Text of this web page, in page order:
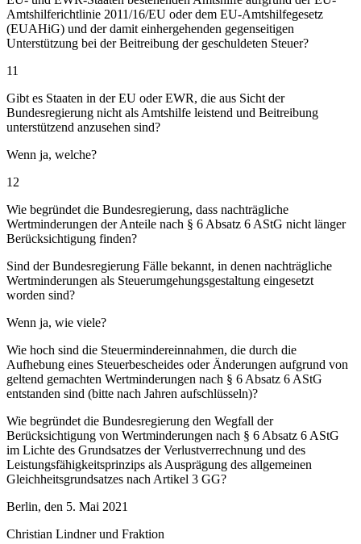
Amtshilferichtlinie 2011/16/EU oder dem EU-Amtshilfegesetz
(EUAHiG) und der damit einhergehenden gegenseitigen
Unterstützung bei der Beitreibung der geschuldeten Steuer?
11
Gibt es Staaten in der EU oder EWR, die aus Sicht der
Bundesregierung nicht als Amtshilfe leistend und Beitreibung
unterstützend anzusehen sind?
Wenn ja, welche?
12
Wie begründet die Bundesregierung, dass nachträgliche
Wertminderungen der Anteile nach § 6 Absatz 6 AStG nicht länger
Berücksichtigung finden?
Sind der Bundesregierung Fälle bekannt, in denen nachträgliche
Wertminderungen als Steuerumgehungsgestaltung eingesetzt
worden sind?
Wenn ja, wie viele?
Wie hoch sind die Steuermindereinnahmen, die durch die
Aufhebung eines Steuerbescheides oder Änderungen aufgrund von
geltend gemachten Wertminderungen nach § 6 Absatz 6 AStG
entstanden sind (bitte nach Jahren aufschlüsseln)?
Wie begründet die Bundesregierung den Wegfall der
Berücksichtigung von Wertminderungen nach § 6 Absatz 6 AStG
im Lichte des Grundsatzes der Verlustverrechnung und des
Leistungsfähigkeitsprinzips als Ausprägung des allgemeinen
Gleichheitsgrundsatzes nach Artikel 3 GG?
Berlin, den 5. Mai 2021
Christian Lindner und Fraktion